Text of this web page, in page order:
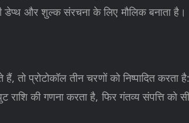
डेप्थ और शुल्क संरचना के लिए मौलिक बनाता है।
तीन चरणों को निष्पादित करता
की गणना करता है, फिर गंतव्य संपत्ति